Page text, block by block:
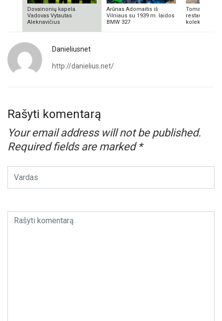
Dovainonių kapela.
Vadovas Vytautas
Aleknavičius
Arūnas Adomaitis iš
Vilniaus su 1939 m. laidos
BMW 327
Tomas
Danieliusnet
http://danielius.net/
Rašyti komentarą
Your email address will not be published.
Required fields are marked *